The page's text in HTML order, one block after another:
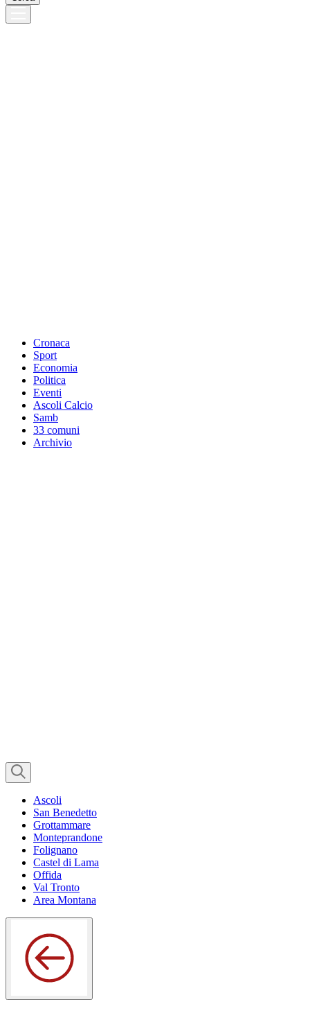
Cronaca
Sport
Economia
Politica
Eventi
Ascoli Calcio
Samb
33 comuni
Archivio
Ascoli
San Benedetto
Grottammare
Monteprandone
Folignano
Castel di Lama
Offida
Val Tronto
Area Montana